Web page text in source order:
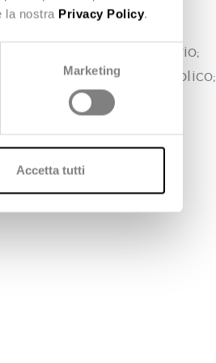
la nostra Privacy Policy.
Marketing
Accetta tutti
consumo del territorio;
dello spazio pubblico;